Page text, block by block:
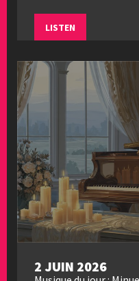
LISTEN
2 JUIN 2026